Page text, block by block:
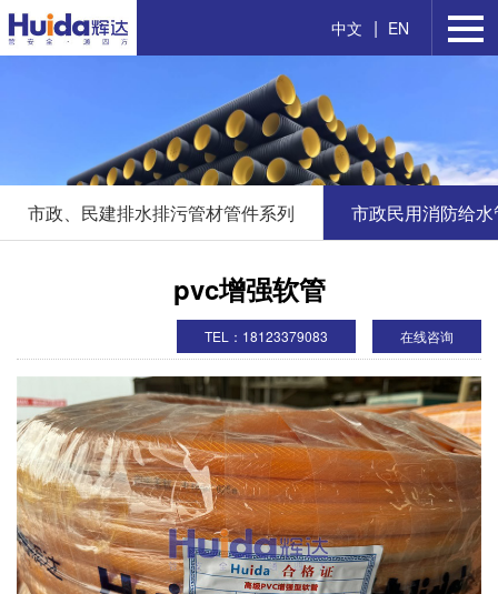
中文 | EN
市政、民建排水排污管材管件系列 市政民用消防给
pvc增强软管
在线咨询
TEL：18123379083